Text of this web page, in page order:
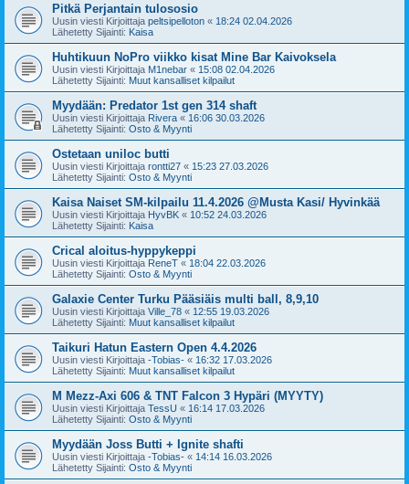
Pitkä Perjantain tulososio
Uusin viesti Kirjoittaja peltsipelloton « 18:24 02.04.2026
Lähetetty Sijainti: Kaisa
Huhtikuun NoPro viikko kisat Mine Bar Kaivoksela
Uusin viesti Kirjoittaja M1nebar « 15:08 02.04.2026
Lähetetty Sijainti: Muut kansalliset kilpailut
Myydään: Predator 1st gen 314 shaft
Uusin viesti Kirjoittaja Rivera « 16:06 30.03.2026
Lähetetty Sijainti: Osto & Myynti
Ostetaan uniloc butti
Uusin viesti Kirjoittaja rontti27 « 15:23 27.03.2026
Lähetetty Sijainti: Osto & Myynti
Kaisa Naiset SM-kilpailu 11.4.2026 @Musta Kasi/ Hyvinkää
Uusin viesti Kirjoittaja HyvBK « 10:52 24.03.2026
Lähetetty Sijainti: Kaisa
Crical aloitus-hyppykeppi
Uusin viesti Kirjoittaja ReneT « 18:04 22.03.2026
Lähetetty Sijainti: Osto & Myynti
Galaxie Center Turku Pääsiäis multi ball, 8,9,10
Uusin viesti Kirjoittaja Ville_78 « 12:55 19.03.2026
Lähetetty Sijainti: Muut kansalliset kilpailut
Taikuri Hatun Eastern Open 4.4.2026
Uusin viesti Kirjoittaja -Tobias- « 16:32 17.03.2026
Lähetetty Sijainti: Muut kansalliset kilpailut
M Mezz-Axi 606 & TNT Falcon 3 Hypäri (MYYTY)
Uusin viesti Kirjoittaja TessU « 16:14 17.03.2026
Lähetetty Sijainti: Osto & Myynti
Myydään Joss Butti + Ignite shafti
Uusin viesti Kirjoittaja -Tobias- « 14:14 16.03.2026
Lähetetty Sijainti: Osto & Myynti